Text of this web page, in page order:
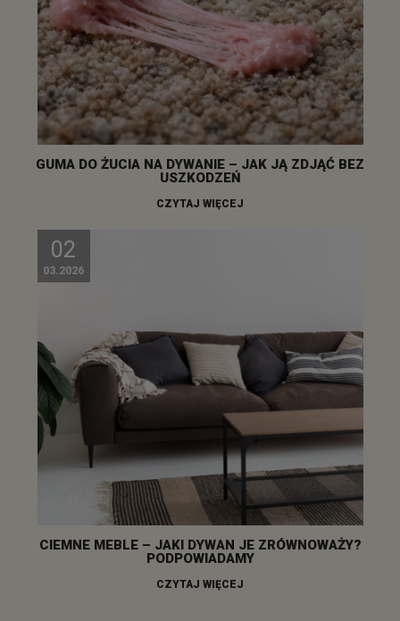
GUMA DO ŻUCIA NA DYWANIE – JAK JĄ ZDJĄĆ BEZ
USZKODZEŃ
CZYTAJ WIĘCEJ
02
03.2026
CIEMNE MEBLE – JAKI DYWAN JE ZRÓWNOWAŻY?
PODPOWIADAMY
CZYTAJ WIĘCEJ